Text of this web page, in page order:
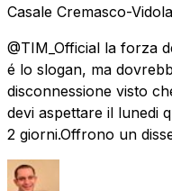
Casale Cremasco-
@TIM_Official la forza
é lo slogan, ma
disconnessione visto
devi aspettare il lunedi
2 giorni.Offrono un